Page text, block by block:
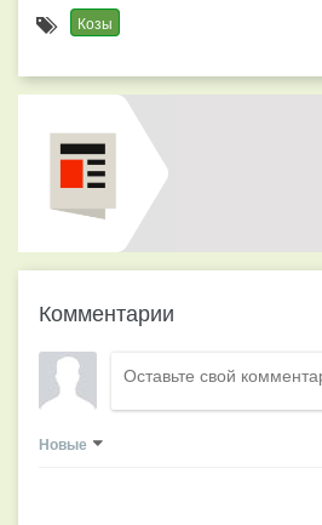
Козы
Комментарии
Новые